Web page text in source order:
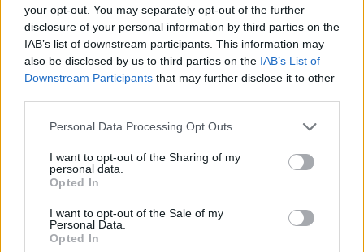
your opt-out. You may separately opt-out of the further
disclosure of your personal information by third parties on the
IAB’s list of downstream participants. This information may
also be disclosed by us to third parties on the IAB’s List of
Downstream Participants that may further disclose it to other
Personal Data Processing Opt Outs
I want to opt-out of the Sharing of my
personal data.
Opted In
I want to opt-out of the Sale of my
Personal Data.
Opted In